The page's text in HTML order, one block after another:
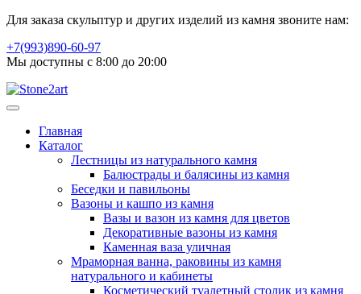
Для заказа скульптур и других изделий из камня звоните нам:
+7(993)890-60-97
Мы доступны с 8:00 до 20:00
Главная
Каталог
Лестницы из натурального камня
Балюстрады и балясины из камня
Беседки и павильоны
Вазоны и кашпо из камня
Вазы и вазон из камня для цветов
Декоративные вазоны из камня
Каменная ваза уличная
Мраморная ванна, раковины из камня
натурального и кабинеты
Косметический туалетный столик из камня